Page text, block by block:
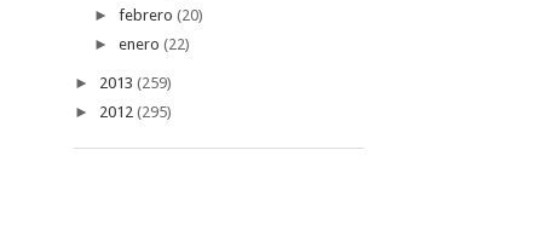
► febrero (20)
► enero (22)
► 2013 (259)
► 2012 (295)